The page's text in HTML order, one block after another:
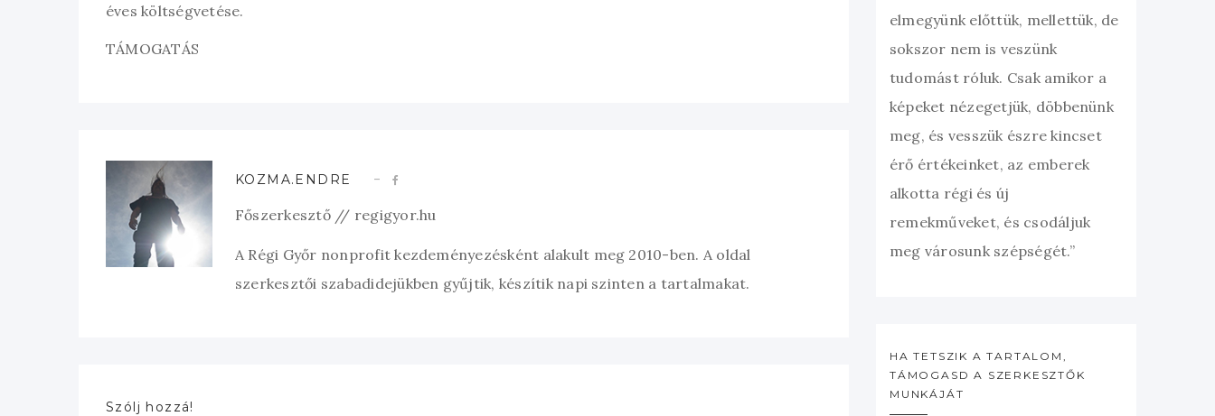
éves költségvetése.
TÁMOGATÁS
KOZMA.ENDRE
Főszerkesztő // regigyor.hu
A Régi Győr nonprofit kezdeményezésként alakult meg 2010-ben. A oldal
szerkesztői szabadidejükben gyűjtik, készítik napi szinten a tartalmakat.
Szólj hozzá!
elmegyünk előttük, mellettük, de
sokszor nem is veszünk
tudomást róluk. Csak amikor a
képeket nézegetjük, döbbenünk
meg, és vesszük észre kincset
érő értékeinket, az emberek
alkotta régi és új
remekműveket, és csodáljuk
meg városunk szépségét.”
HA TETSZIK A TARTALOM,
TÁMOGASD A SZERKESZTŐK
MUNKÁJÁT